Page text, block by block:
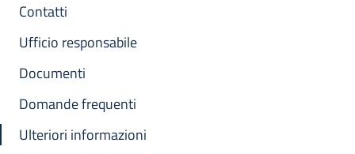
Contatti
Ufficio responsabile
Documenti
Domande frequenti
Ulteriori informazioni